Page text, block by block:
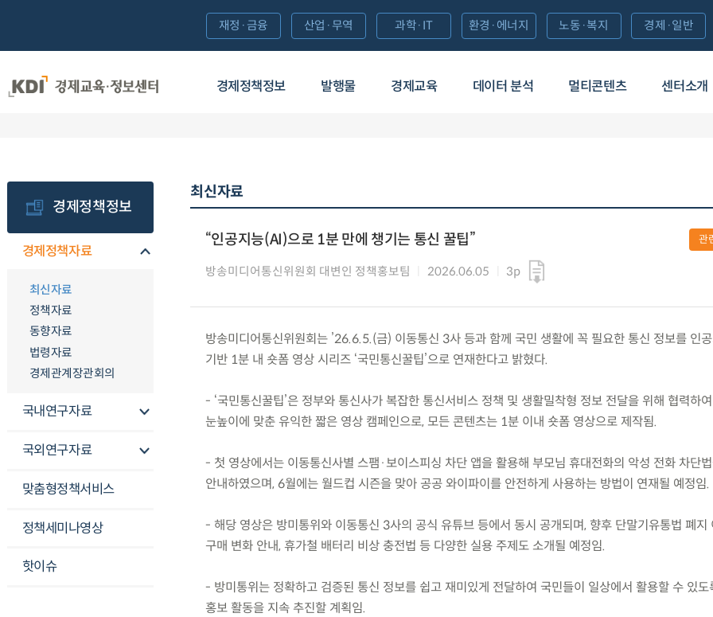
경제정책정보 발행물 경제교육 데이터 분석 멀티콘텐츠 센터소개
재정·금융 산업·무역 과학·IT 환경·에너지 노동·복지 경제·일반
경제정책정보
경제정책자료
최신자료
정책자료
동향자료
법령자료
경제관계장관회의
국내연구자료
국외연구자료
맞춤형정책서비스
정책세미나영상
핫이슈
최신자료
“인공지능(AI)으로 1분 만에 챙기는 통신 꿀팁”
방송미디어통신위원회 대변인 정책홍보팀 2026.06.05 3p
관
방송미디어통신위원회는 ’26.6.5.(금) 이동통신 3사 등과 함께 국민 생활에 꼭 필요한 통신 정보를 인
기반 1분 내 숏폼 영상 시리즈 ‘국민통신꿀팁’으로 연재한다고 밝혔다.
- ‘국민통신꿀팁’은 정부와 통신사가 복잡한 통신서비스 정책 및 생활밀착형 정보 전달을 위해 협력하
눈높이에 맞춘 유익한 짧은 영상 캠페인으로, 모든 콘텐츠는 1분 이내 숏폼 영상으로 제작됨.
- 첫 영상에서는 이동통신사별 스팸·보이스피싱 차단 앱을 활용해 부모님 휴대전화의 악성 전화 차단
안내하였으며, 6월에는 월드컵 시즌을 맞아 공공 와이파이를 안전하게 사용하는 방법이 연재될 예정임.
- 해당 영상은 방미통위와 이동통신 3사의 공식 유튜브 등에서 동시 공개되며, 향후 단말기유통법 폐지
구매 변화 안내, 휴가철 배터리 비상 충전법 등 다양한 실용 주제도 소개될 예정임.
- 방미통위는 정확하고 검증된 통신 정보를 쉽고 재미있게 전달하여 국민들이 일상에서 활용할 수 있도
홍보 활동을 지속 추진할 계획임.